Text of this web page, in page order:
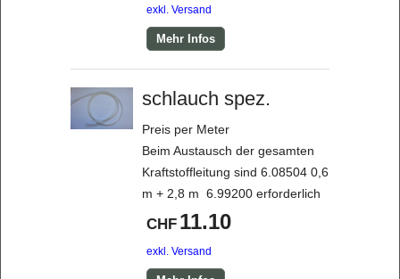
exkl. Versand
Mehr Infos
schlauch spez.
Preis per Meter
Beim Austausch der gesamten
Kraftstoffleitung sind 6.08504 0,6
m + 2,8 m 6.99200 erforderlich
CHF 11.10
exkl. Versand